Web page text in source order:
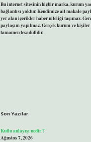
Bu internet sitesinin hiçbir marka, kurum
bağlantısı yoktur. Kendimize ait makale
yer alan içerikler haber niteliği taşımaz.
paylaşım yapılmaz. Gerçek kurum ve
tamamen tesadüfidir.
Son Yazılar
Kutlu anlayışı nedir ?
Ağustos 7, 2026